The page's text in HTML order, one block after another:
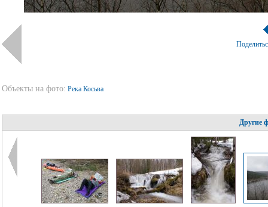
Объекты на фото: Река Косьва
Другие